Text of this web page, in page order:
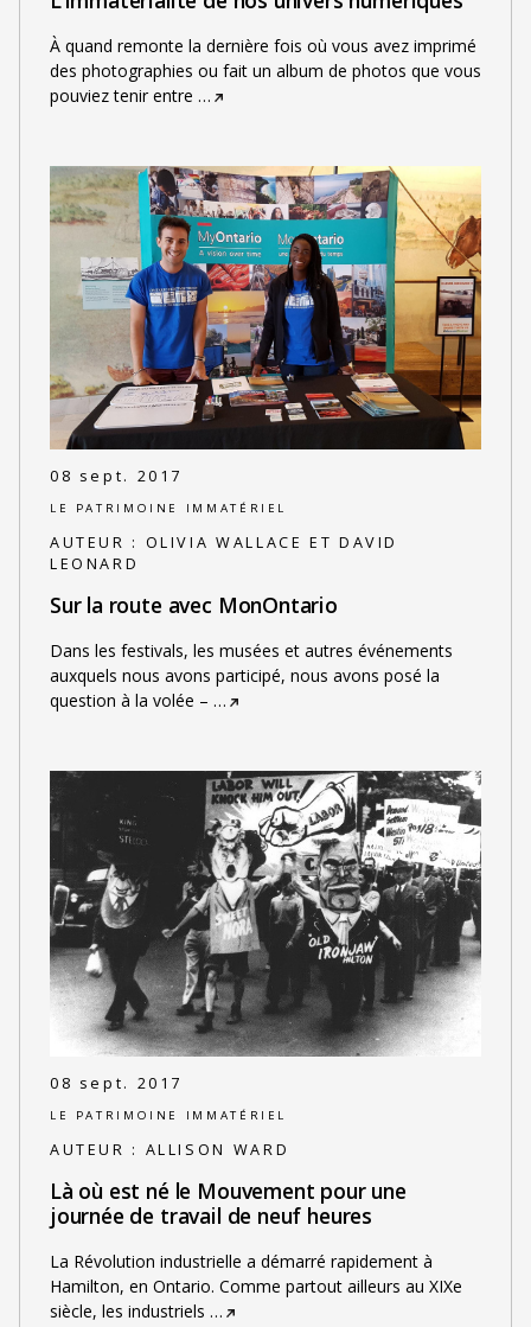
À quand remonte la dernière fois où vous avez imprimé
des photographies ou fait un album de photos que vous
pouviez tenir entre …
08 sept. 2017
LE PATRIMOINE IMMATÉRIEL
AUTEUR : OLIVIA WALLACE ET DAVID
LEONARD
Sur la route avec MonOntario
Dans les festivals, les musées et autres événements
auxquels nous avons participé, nous avons posé la
question à la volée – …
08 sept. 2017
LE PATRIMOINE IMMATÉRIEL
AUTEUR : ALLISON WARD
Là où est né le Mouvement pour une
journée de travail de neuf heures
La Révolution industrielle a démarré rapidement à
Hamilton, en Ontario. Comme partout ailleurs au XIXe
siècle, les industriels …